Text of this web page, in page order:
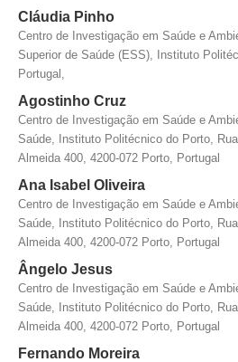
Cláudia Pinho
Centro de Investigação em Saúde e
Superior de Saúde (ESS), Instituto
Portugal,
Agostinho Cruz
Centro de Investigação em Saúde e
Saúde, Instituto Politécnico do Porto,
Almeida 400, 4200-072 Porto, Portugal
Ana Isabel Oliveira
Centro de Investigação em Saúde e
Saúde, Instituto Politécnico do Porto,
Almeida 400, 4200-072 Porto, Portugal
Ângelo Jesus
Centro de Investigação em Saúde e
Saúde, Instituto Politécnico do Porto,
Almeida 400, 4200-072 Porto, Portugal
Fernando Moreira